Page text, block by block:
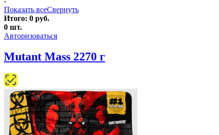
Показать всеСвернуть
Итого: 0 руб.
0 шт.
Авторизоваться
Mutant Mass 2270 г